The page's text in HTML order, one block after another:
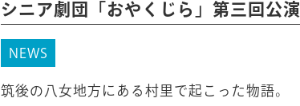
シニア劇団「おやくじら」第三回公
NEWS
筑後の八女地方にある村里で起こった物語。